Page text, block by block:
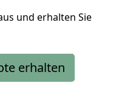
und erhalten Sie
erhalten